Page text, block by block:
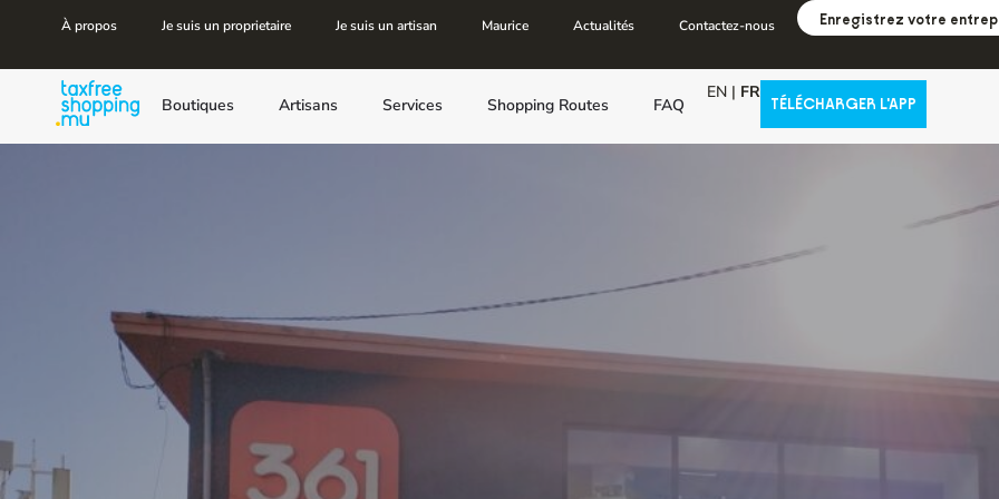
Enregistrez votre
À propos Je suis un proprietaire Je suis un artisan Maurice Actualités Contactez-nous
Boutiques Artisans Services Shopping Routes FAQ
EN | FR
TÉLÉCHARGER L'APP